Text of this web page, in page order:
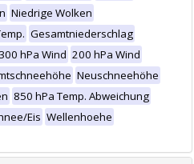
Niedrige Wolken
Gesamtniederschlag
300 hPa Wind 200 hPa Wind
Neuschneehöhe
850 hPa Temp. Abweichung
Eis Wellenhoehe